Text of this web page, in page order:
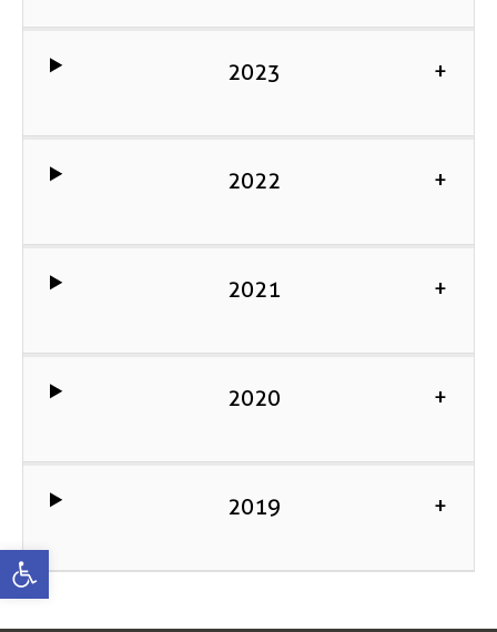
Abrir barra de herramientas
2023 +
2022 +
2021 +
2020 +
2019 +